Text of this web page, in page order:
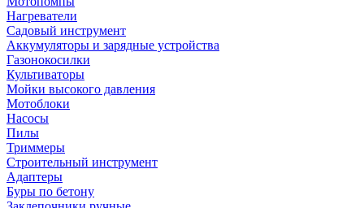
Нагреватели
Садовый инструмент
Аккумуляторы и зарядные устройства
Газонокосилки
Культиваторы
Мойки высокого давления
Мотоблоки
Насосы
Пилы
Триммеры
Строительный инструмент
Адаптеры
Буры по бетону